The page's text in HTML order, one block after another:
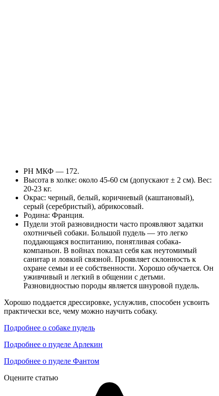
РН МКФ — 172.
Высота в холке: около 45-60 см (допускают ± 2 см). Вес:
20-23 кг.
Окрас: черный, белый, коричневый (каштановый),
серый (серебристый), абрикосовый.
Родина: Франция.
Пудели этой разновидности часто проявляют задатки
охотничьей собаки. Большой пудель — это легко
поддающаяся воспитанию, понятливая собака-
компаньон. В войнах показал себя как неутомимый
санитар и ловкий связной. Проявляет склонность к
охране семьи и ее собственности. Хорошо обучается. Он
уживчивый и легкий в общении с детьми.
Разновидностью породы является шнуровой пудель.
Хорошо поддается дрессировке, услужлив, способен усвоить
практически все, чему можно научить собаку.
Подробнее о собаке пудель
Подробнее о пуделе Арлекин
Подробнее о пуделе Фантом
Оцените статью